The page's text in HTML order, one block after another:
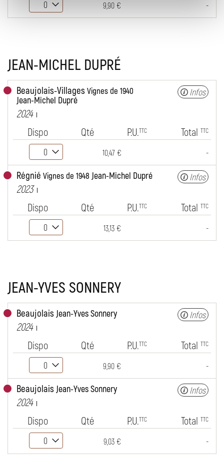
9,90 € -
JEAN-MICHEL DUPRÉ
Beaujolais-Villages Vignes de 1940
Jean-Michel Dupré
2024
Infos
Dispo Qté P.U.TTC Total TTC
10,47 € -
Régnié Vignes de 1948 Jean-Michel Dupré
2023
Infos
Dispo Qté P.U.TTC Total TTC
13,13 € -
JEAN-YVES SONNERY
Beaujolais Jean-Yves Sonnery
2024
Infos
Dispo Qté P.U.TTC Total TTC
9,90 € -
Beaujolais Jean-Yves Sonnery
2024
Infos
Dispo Qté P.U.TTC Total TTC
9,03 € -